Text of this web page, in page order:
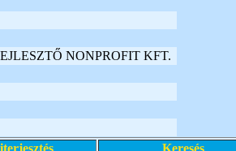
NONPROFIT KFT.
Keresés